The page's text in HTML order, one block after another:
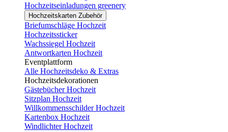
Hochzeitseinladungen greenery
Hochzeitskarten Zubehör
Briefumschläge Hochzeit
Hochzeitssticker
Wachssiegel Hochzeit
Antwortkarten Hochzeit
Eventplattform
Alle Hochzeitsdeko & Extras
Hochzeitsdekorationen
Gästebücher Hochzeit
Sitzplan Hochzeit
Willkommensschilder Hochzeit
Kartenbox Hochzeit
Windlichter Hochzeit